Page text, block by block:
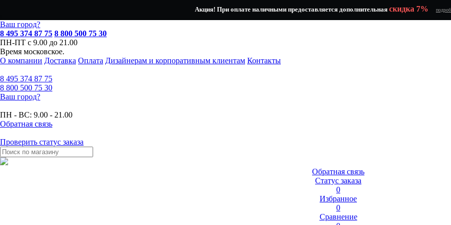
Акция! При оплате наличными предоставляется дополнительная скидка 7%
Ваш город?
8 495 374 87 75 8 800 500 75 30
ПН-ПТ с 9.00 до 21.00
Время московское.
О компании Доставка Оплата Дизайнерам и корпоративным клиентам Контакты
8 495 374 87 75
8 800 500 75 30
Ваш город?
ПН - ВС: 9.00 - 21.00
Обратная связь
Проверить статус заказа
Обратная связь
Статус заказа
0
Избранное
0
Сравнение